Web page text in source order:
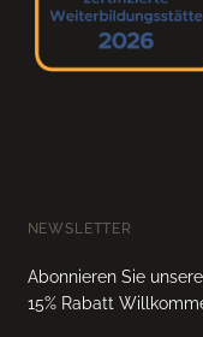
NEWSLETTER
Abonnieren Sie
15% Rabatt